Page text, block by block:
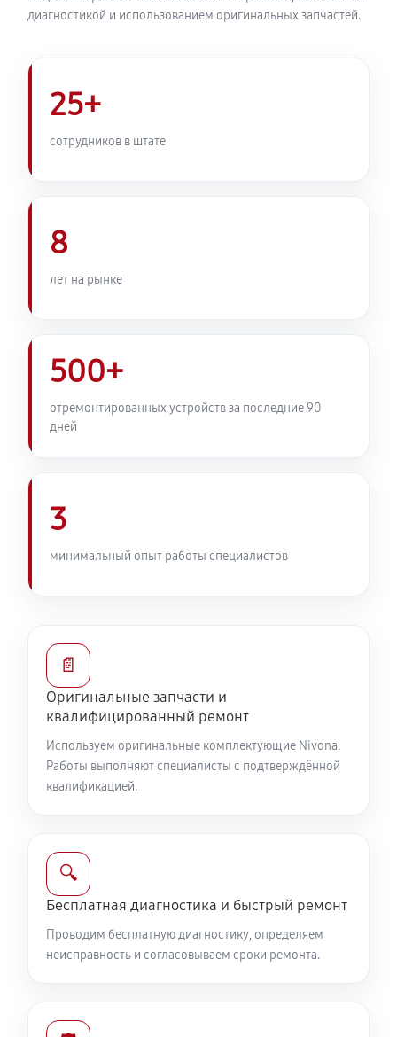
CafeRomatica NICR 520
Ремонт кофемолки кофемашины Nivona
CafeRomatica NICR 520
740 руб
диагностикой и использованием оригинальных запчастей.
25+
сотрудников в штате
8
лет на рынке
500+
отремонтированных устройств за последние 90
дней
3
минимальный опыт работы специалистов
📄
Оригинальные запчасти и
квалифицированный ремонт
Используем оригинальные комплектующие Nivona.
Работы выполняют специалисты с подтверждённой
квалификацией.
🔍
Бесплатная диагностика и быстрый ремонт
Проводим бесплатную диагностику, определяем
неисправность и согласовываем сроки ремонта.